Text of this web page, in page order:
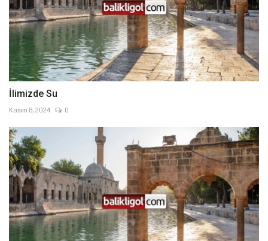
İlimizde Su
Kasım 8, 2024 0